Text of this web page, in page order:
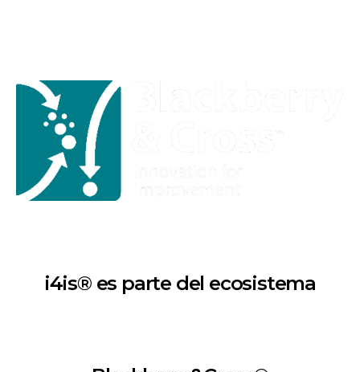
i4is® es parte del ecosistema